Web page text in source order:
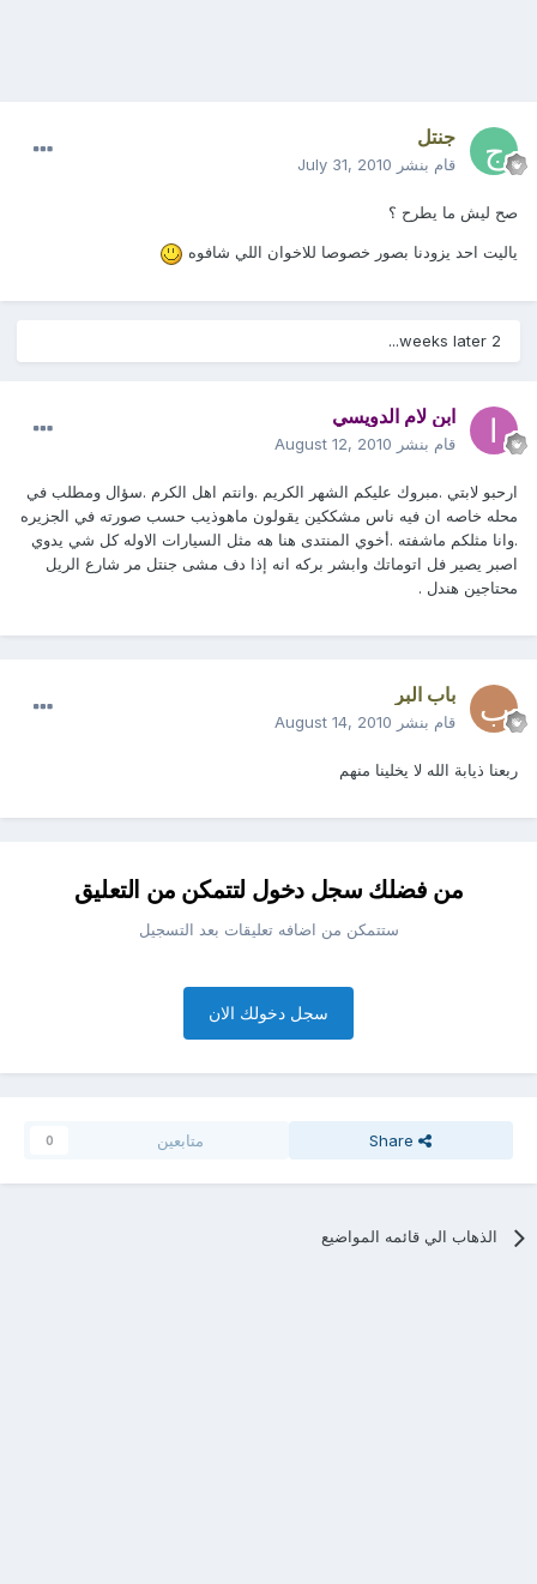
جنتل
قام بنشر July 31, 2010
صح ليش ما يطرح ؟
ياليت احد يزودنا بصور خصوصا للاخوان اللي شافوه
2 weeks later...
ابن لام الدويسي
قام بنشر August 12, 2010
ارحبو لابتي .مبروك عليكم الشهر الكريم .وانتم اهل الكرم .سؤال ومطلب في
محله خاصه ان فيه ناس مشككين يقولون ماهوذيب حسب صورته في الجزيره
.وانا مثلكم ماشفته .أخوي المنتدى هنا هه مثل السيارات الاوله كل شي يدوي
اصبر يصير فل اتوماتك وابشر بركه انه إذا دف مشى جنتل مر شارع الريل
محتاجين هندل .
باب البر
قام بنشر August 14, 2010
ربعنا ذيابة الله لا يخلينا منهم
من فضلك سجل دخول لتتمكن من التعليق
ستتمكن من اضافه تعليقات بعد التسجيل
سجل دخولك الان
Share متابعين 0
الذهاب الي قائمه المواضيع